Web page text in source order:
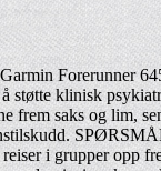
Forerunner 645
støtte klinisk
frem saks og lim,
i grupper opp